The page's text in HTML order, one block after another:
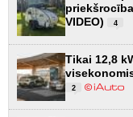
VIDEO)
4
Tikai 12,8
2